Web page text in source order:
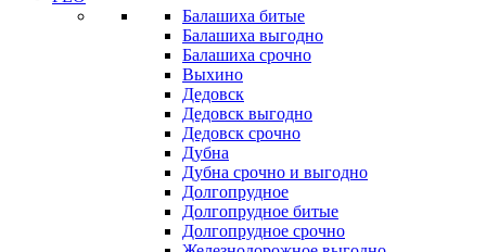
Балашиха битые
Балашиха выгодно
Балашиха срочно
Выхино
Дедовск
Дедовск выгодно
Дедовск срочно
Дубна
Дубна срочно и выгодно
Долгопрудное
Долгопрудное битые
Долгопрудное срочно